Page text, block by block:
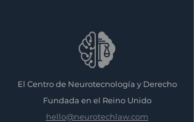
El Centro de Neurotecnología y Derecho
Fundada en el Reino Unido
hello@neurotechlaw.com